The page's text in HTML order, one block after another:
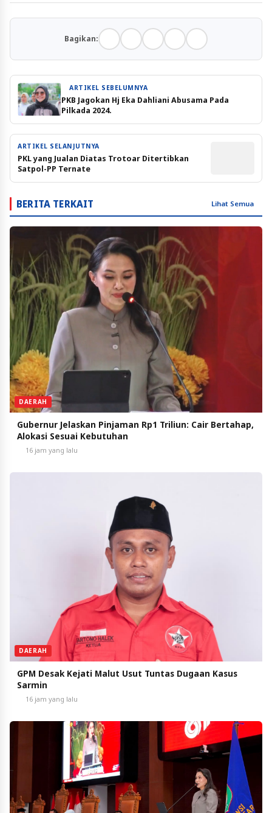
Bagikan:
ARTIKEL SEBELUMNYA
PKB Jagokan Hj Eka Dahliani Abusama Pada
Pilkada 2024.
ARTIKEL SELANJUTNYA
PKL yang Jualan Diatas Trotoar Ditertibkan
Satpol-PP Ternate
BERITA TERKAIT Lihat Semua
DAERAH
Gubernur Jelaskan Pinjaman Rp1 Triliun: Cair Bertahap,
Alokasi Sesuai Kebutuhan
16 jam yang lalu
DAERAH
GPM Desak Kejati Malut Usut Tuntas Dugaan Kasus
Sarmin
16 jam yang lalu